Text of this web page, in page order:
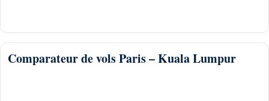
Comparateur de vols Paris – Kuala Lumpur